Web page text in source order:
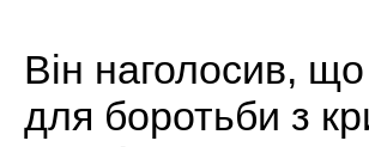
Він наголосив,
для боротьби з